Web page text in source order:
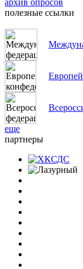
архив опросов
полезные ссылки
еще
партнеры